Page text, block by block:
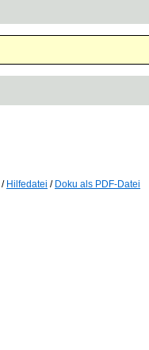
/ Hilfedatei / Doku als PDF-Datei